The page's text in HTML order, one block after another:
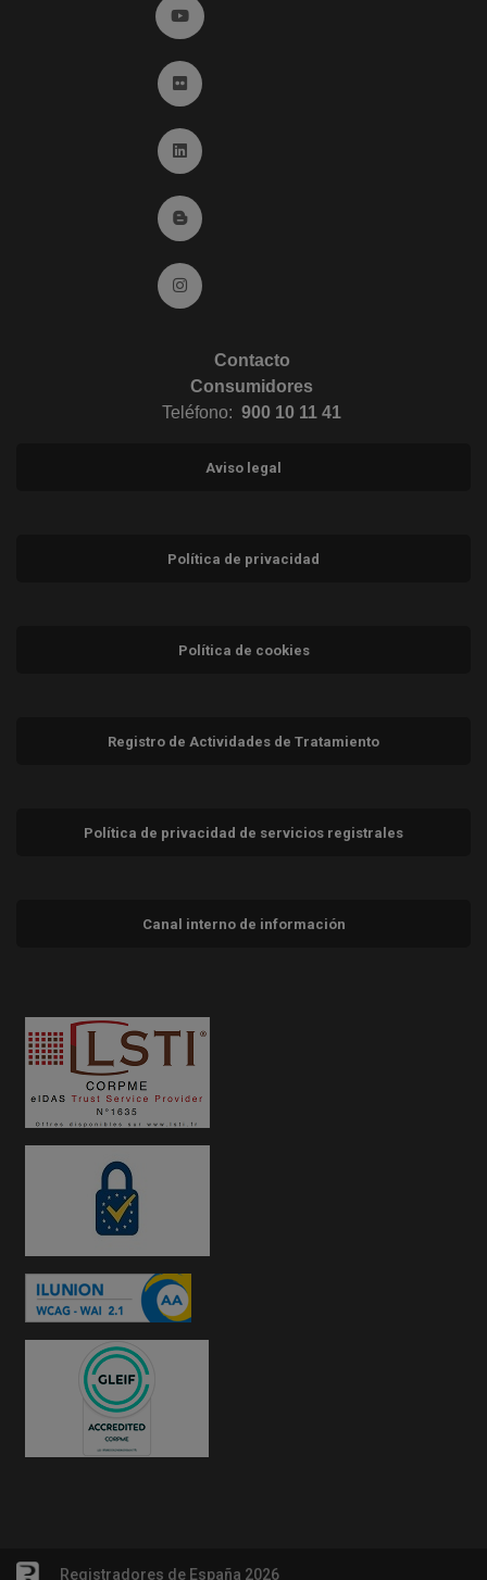
Ir a YouTube (abre en ventana nueva)
Ir a Flickr (abre en ventana nueva)
Ir a Linkedin (abre en ventana nueva)
Ir al Blog (abre en ventana nueva)
Ir a Instagram (abre en ventana nueva)
Contacto
Consumidores
Teléfono: 900 10 11 41
Aviso legal
Política de privacidad
Política de cookies
Registro de Actividades de Tratamiento
Política de privacidad de servicios registrales
Canal interno de información
Registradores de España 2026